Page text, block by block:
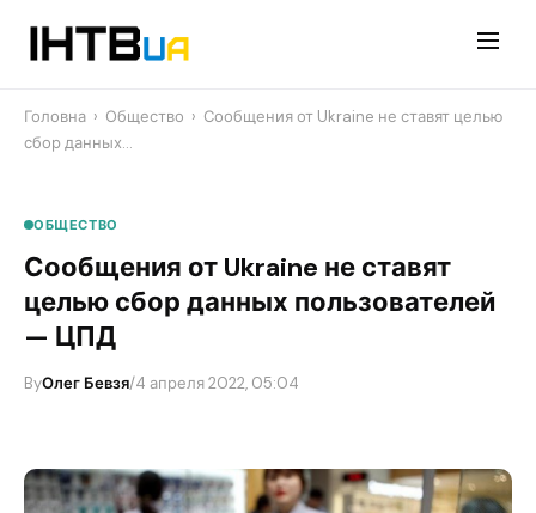
Головна › Общество › Сообщения от Ukraine не ставят целью
сбор данных…
ОБЩЕСТВО
Сообщения от Ukraine не ставят
целью сбор данных пользователей
— ЦПД
ByОлег Бевзя/4 апреля 2022, 05:04